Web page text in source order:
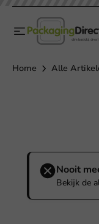
Home Alle
Nooit
Bekijk de